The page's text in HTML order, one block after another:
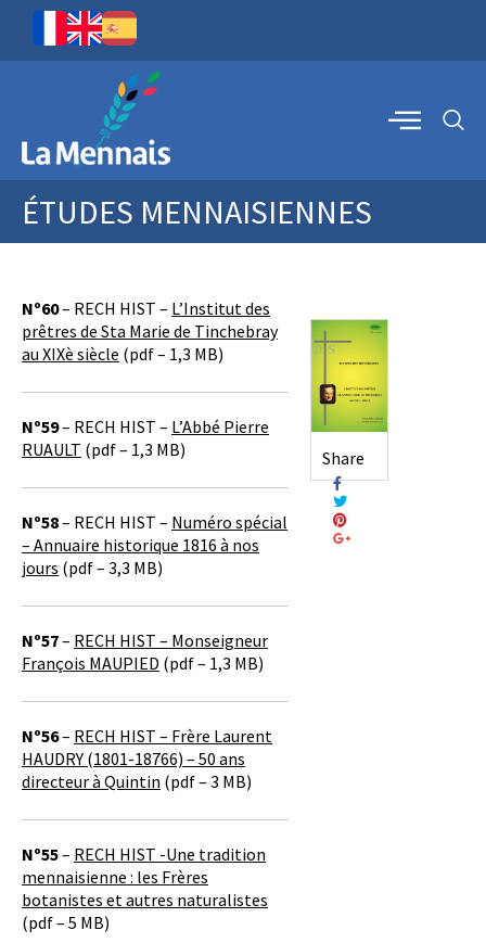
ÉTUDES MENNAISIENNES
Nº60– RECH HIST – L’Institut des
prêtres de Sta Marie de Tinchebray
au XIXè siècle (pdf – 1,3 MB)
Nº59– RECH HIST – L’Abbé Pierre
RUAULT (pdf – 1,3 MB)
Nº58– RECH HIST – Numéro spécial
– Annuaire historique 1816 à nos
jours (pdf – 3,3 MB)
Nº57– RECH HIST – Monseigneur
François MAUPIED (pdf – 1,3 MB)
Nº56– RECH HIST – Frère Laurent
HAUDRY (1801-18766) – 50 ans
directeur à Quintin (pdf – 3 MB)
Nº55– RECH HIST -Une tradition
mennaisienne : les Frères
botanistes et autres naturalistes
(pdf – 5 MB)
Share